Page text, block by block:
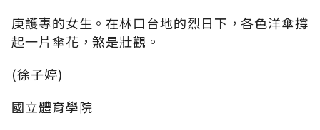
庚護專的女生。在林口台地的烈日下，各色洋傘撐
起一片傘花，煞是壯觀。
(徐子婷)
國立體育學院